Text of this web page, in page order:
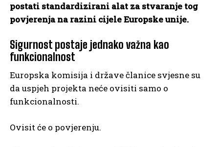
postati standardizirani alat za stvaranje tog
povjerenja na razini cijele Europske unije.
Sigurnost postaje jednako važna kao
funkcionalnost
Europska komisija i države članice svjesne su
da uspjeh projekta neće ovisiti samo o
funkcionalnosti.
Ovisit će o povjerenju.